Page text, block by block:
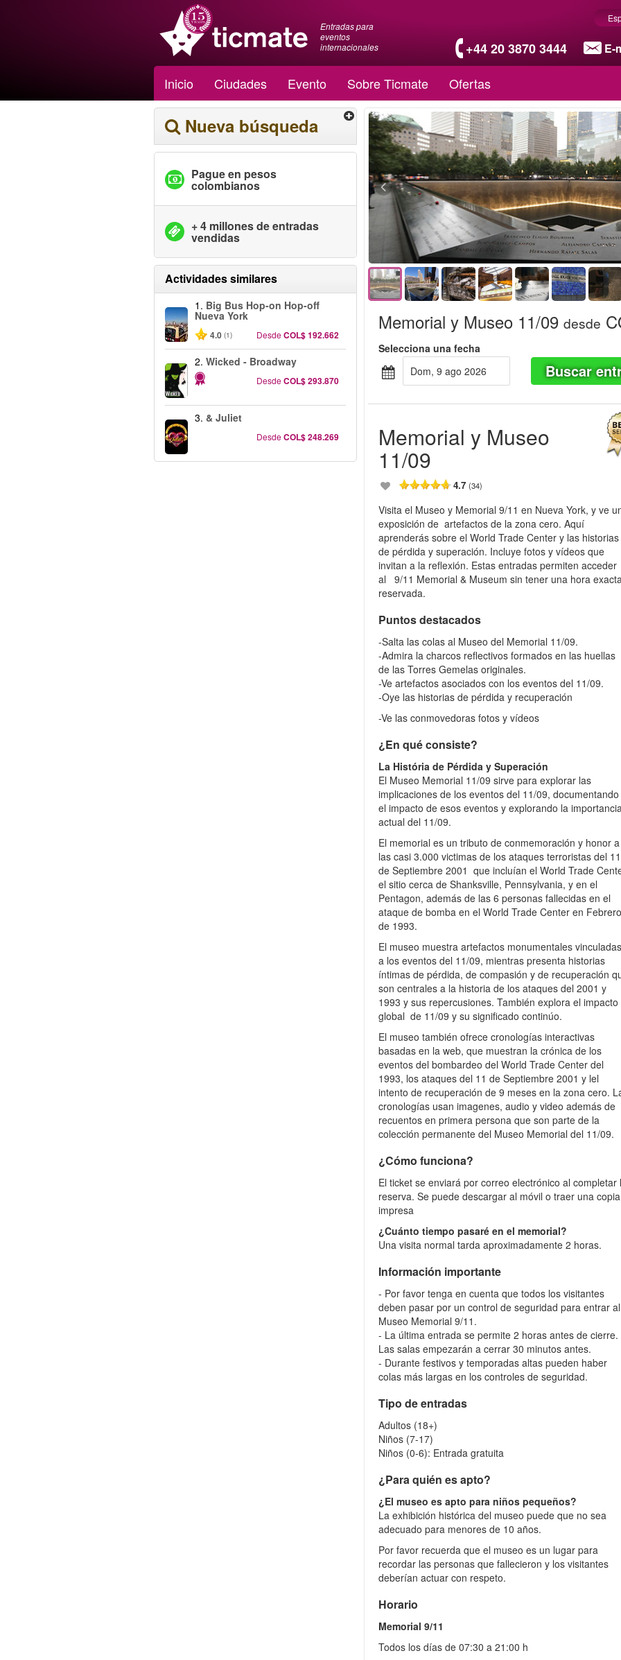
Entradas para
eventos
internacionales
+44 20 3870 3444 E-
Inicio Ciudades Evento Sobre Ticmate Ofertas
Nueva búsqueda
Pague en pesos
colombianos
+ 4 millones de entradas
vendidas
Actividades similares
1. Big Bus Hop-on Hop-off
Nueva York
4.0 (1) DesdeCOL$ 192.662
2. Wicked - Broadway
DesdeCOL$ 293.870
3. & Juliet
DesdeCOL$ 248.269
Memorial y Museo 11/09 desde
Selecciona una fecha
dom, 9 ago 2026
Buscar
Memorial y Museo
11/09
4.7(34)
Visita el Museo y Memorial 9/11 en Nueva York, y ve
exposición de artefactos de la zona cero. Aquí
aprenderás sobre el World Trade Center y las historias
de pérdida y superación. Incluye fotos y vídeos que
invitan a la reflexión. Estas entradas permiten acceder
al 9/11 Memorial & Museum sin tener una hora
reservada.
Puntos destacados
-Salta las colas al Museo del Memorial 11/09.
-Admira la charcos reflectivos formados en las huellas
de las Torres Gemelas originales.
-Ve artefactos asociados con los eventos del 11/09.
-Oye las historias de pérdida y recuperación
-Ve las conmovedoras fotos y vídeos
¿En qué consiste?
La História de Pérdida y Superación
El Museo Memorial 11/09 sirve para explorar las
implicaciones de los eventos del 11/09, documentando
el impacto de esos eventos y explorando la
actual del 11/09.
El memorial es un tributo de conmemoración y honor a
las casi 3.000 victimas de los ataques terroristas del
de Septiembre 2001 que incluían el World Trade
el sitio cerca de Shanksville, Pennsylvania, y en el
Pentagon, además de las 6 personas fallecidas en el
ataque de bomba en el World Trade Center en
de 1993.
El museo muestra artefactos monumentales
a los eventos del 11/09, mientras presenta historias
íntimas de pérdida, de compasión y de recuperación
son centrales a la historia de los ataques del 2001 y
1993 y sus repercusiones. También explora el impacto
global de 11/09 y su significado continúo.
El museo también ofrece cronologías interactivas
basadas en la web, que muestran la crónica de los
eventos del bombardeo del World Trade Center del
1993, los ataques del 11 de Septiembre 2001 y lel
intento de recuperación de 9 meses en la zona cero.
cronologías usan imagenes, audio y video además de
recuentos en primera persona que son parte de la
colección permanente del Museo Memorial del 11/09.
¿Cómo funciona?
El ticket se enviará por correo electrónico al completar
reserva. Se puede descargar al móvil o traer una copia
impresa
¿Cuánto tiempo pasaré en el memorial?
Una visita normal tarda aproximadamente 2 horas.
Información importante
- Por favor tenga en cuenta que todos los visitantes
deben pasar por un control de seguridad para entrar al
Museo Memorial 9/11.
- La última entrada se permite 2 horas antes de cierre.
Las salas empezarán a cerrar 30 minutos antes.
- Durante festivos y temporadas altas pueden haber
colas más largas en los controles de seguridad.
Tipo de entradas
Adultos (18+)
Niños (7-17)
Niños (0-6): Entrada gratuita
¿Para quién es apto?
¿El museo es apto para niños pequeños?
La exhibición histórica del museo puede que no sea
adecuado para menores de 10 años.
Por favor recuerda que el museo es un lugar para
recordar las personas que fallecieron y los visitantes
deberían actuar con respeto.
Horario
Memorial 9/11
Todos los días de 07:30 a 21:00 h